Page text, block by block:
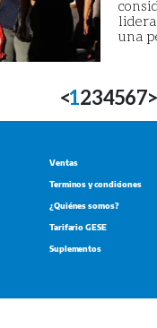
una
<1234567>
Ventas
Terminos y condiciones
¿Quiénes somos?
Tarifario GESE
Suplementos